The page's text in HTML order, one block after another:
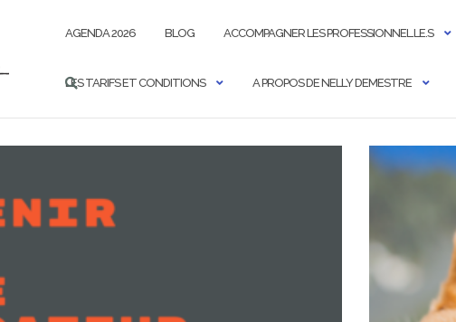
AGENDA 2026 BLOG ACCOMPAGNER LES PROFESSIONNEL.LE.S
LES TARIFS ET CONDITIONS A PROPOS DE NELLY DEMESTRE